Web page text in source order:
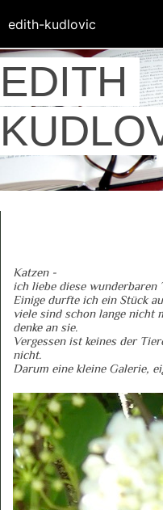
EDITH
Katzen -
ich liebe diese wunderbaren
Einige durfte ich ein Stück
viele sind schon lange nicht
denke an sie.
Vergessen ist keines der
nicht.
Darum eine kleine Galerie,
edith-kudlovic